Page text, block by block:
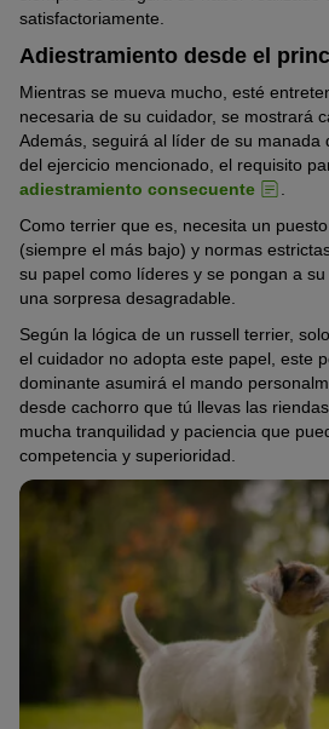
satisfactoriamente.
Adiestramiento desde el
Mientras se mueva mucho, esté
necesaria de su cuidador, se mostrará
Además, seguirá al líder de su manada
del ejercicio mencionado, el requisito
adiestramiento consecuente
Como terrier que es, necesita un
(siempre el más bajo) y normas
su papel como líderes y se pongan a
una sorpresa desagradable.
Según la lógica de un russell terrier,
el cuidador no adopta este papel, este
dominante asumirá el mando
desde cachorro que tú llevas las
mucha tranquilidad y paciencia que
competencia y superioridad.